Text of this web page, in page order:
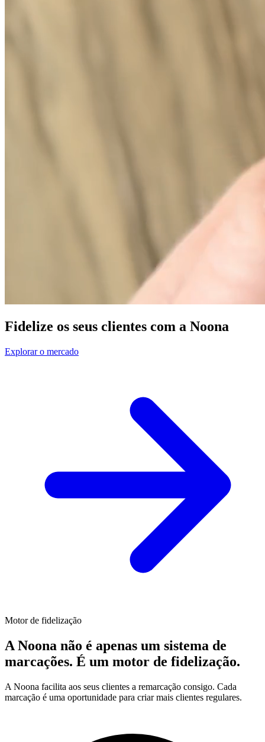
Fidelize os seus clientes com a Noona
Explorar o mercado
Motor de fidelização
A Noona não é apenas um sistema de
marcações. É um motor de fidelização.
A Noona facilita aos seus clientes a remarcação consigo. Cada
marcação é uma oportunidade para criar mais clientes regulares.